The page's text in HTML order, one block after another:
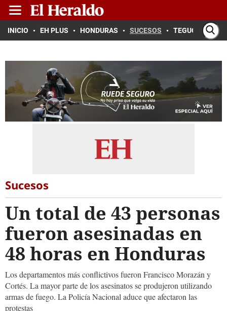
INICIO EH PLUS HONDURAS SUCESOS TEGUCIGALPA
Sucesos
Un total de 43 personas
fueron asesinadas en
48 horas en Honduras
Los departamentos más conflictivos fueron Francisco Morazán y
Cortés. La mayor parte de los asesinatos se produjeron utilizando
armas de fuego. La Policía Nacional aduce que afectaron las
protestas